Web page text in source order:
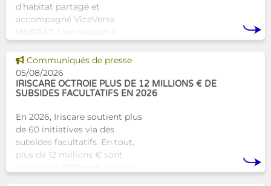
d'habitat partagé et
accompagné ViceVersa
HABITAT. Une maison à
alternative innovante et
humaine aux structures
d’hébergement traditionnel
Voir cette news
Communiqués de presse
05/08/2026
IRISCARE OCTROIE PLUS DE 12 MILLIONS € DE
SUBSIDES FACULTATIFS EN 2026
En 2026, Iriscare soutient plus
de 60 initiatives via des
subsides facultatifs. En tout,
plus de 12 millions € sont